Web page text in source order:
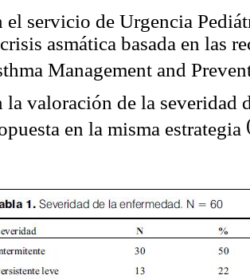
el servicio de Urgencia
asmática basada en las
Management and
la valoración de la severidad
en la misma estrategia